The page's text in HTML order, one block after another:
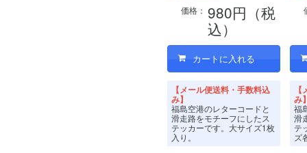
価格： 980円（税
込）
【メール便送料・手数料込
み】
福島空港のレターコードと
滑走路をモチーフにしたス
テッカーです。 大サイズ1枚
入り。
み
福
滑
テ
ズ